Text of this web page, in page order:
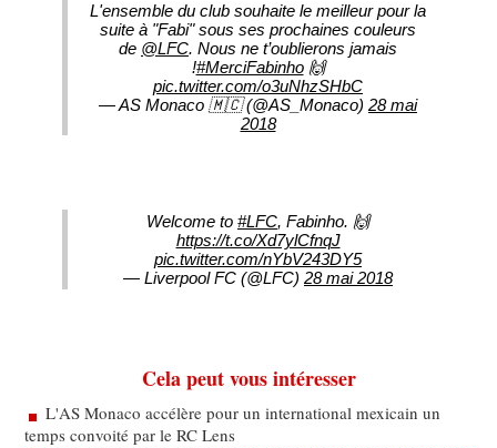
L'ensemble du club souhaite le meilleur pour la
suite à "Fabi" sous ses prochaines couleurs
de @LFC. Nous ne t’oublierons jamais
!#MerciFabinho🙌
pic.twitter.com/o3uNhzSHbC
— AS Monaco 🇲🇨 (@AS_Monaco) 28 mai
2018
Welcome to #LFC, Fabinho. 🙌
https://t.co/Xd7ylCfnqJ
pic.twitter.com/nYbV243DY5
— Liverpool FC (@LFC) 28 mai 2018
Cela peut vous intéresser
L'AS Monaco accélère pour un international mexicain un
temps convoité par le RC Lens